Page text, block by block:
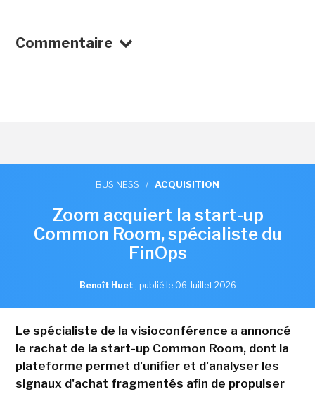
Commentaire
BUSINESS / ACQUISITION
Zoom acquiert la start-up
Common Room, spécialiste du
FinOps
Benoît Huet , publié le 06 Juillet 2026
Le spécialiste de la visioconférence a annoncé
le rachat de la start-up Common Room, dont la
plateforme permet d'unifier et d'analyser les
signaux d'achat fragmentés afin de propulser